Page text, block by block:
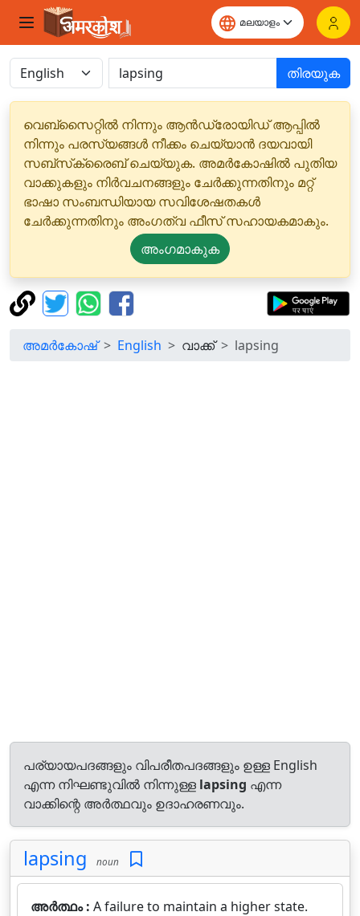
തിരയുക
വെബ്‌സൈറ്റിൽ നിന്നും ആൻഡ്രോയിഡ് ആപ്പിൽ
നിന്നും പരസ്യങ്ങൾ നീക്കം ചെയ്യാൻ ദയവായി
സബ്‌സ്‌ക്രൈബ് ചെയ്യുക. അമർകോഷിൽ പുതിയ
വാക്കുകളും നിർവചനങ്ങളും ചേർക്കുന്നതിനും മറ്റ്
ഭാഷാ സംബന്ധിയായ സവിശേഷതകൾ
ചേർക്കുന്നതിനും അംഗത്വ ഫീസ് സഹായകമാകും.
അംഗമാകുക
അമർകോഷ് English വാക്ക് lapsing
പര്യായപദങ്ങളും വിപരീതപദങ്ങളും ഉള്ള English
എന്ന നിഘണ്ടുവിൽ നിന്നുള്ള lapsing എന്ന
വാക്കിന്റെ അർത്ഥവും ഉദാഹരണവും.
lapsing noun
അർത്ഥം : A failure to maintain a higher state.